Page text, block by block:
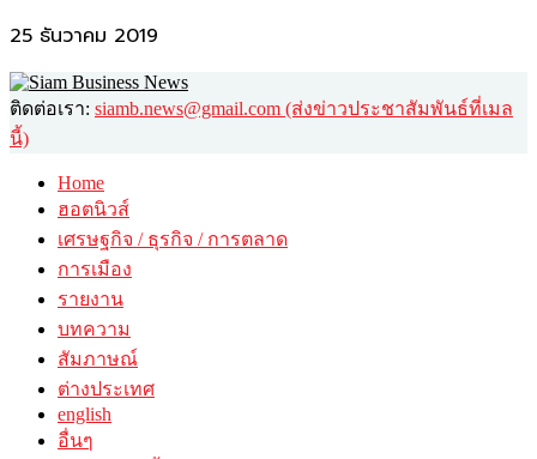
25 ธันวาคม 2019
ติดต่อเรา: siamb.news@gmail.com (ส่งข่าวประชาสัมพันธ์ที่เมล
นี้)
Home
ฮอตนิวส์
เศรษฐกิจ / ธุรกิจ / การตลาด
การเมือง
รายงาน
บทความ
สัมภาษณ์
ต่างประเทศ
english
อื่นๆ